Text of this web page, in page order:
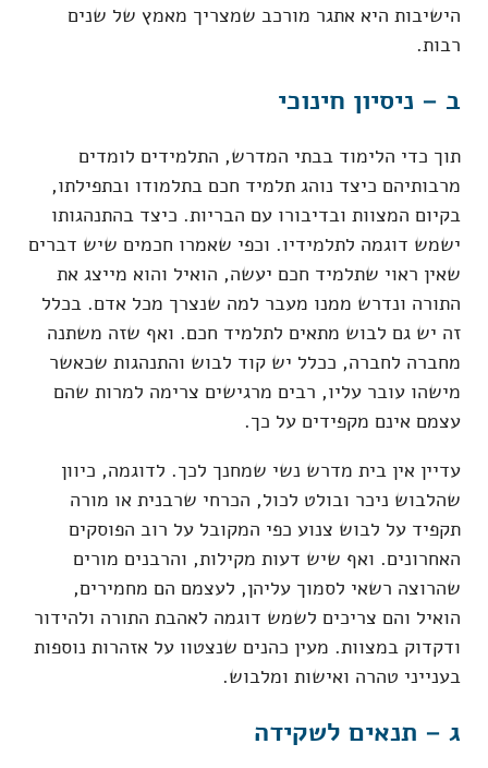
הישיבות היא אתגר מורכב שמצריך מאמץ של שנים
רבות.
ב – ניסיון חינוכי
תוך כדי הלימוד בבתי המדרש, התלמידים לומדים
מרבותיהם כיצד נוהג תלמיד חכם בתלמודו ובתפילתו,
בקיום המצוות ובדיבורו עם הבריות. כיצד בהתנהגותו
ישמש דוגמה לתלמידיו. וכפי שאמרו חכמים שיש דברים
שאין ראוי שתלמיד חכם יעשה, הואיל והוא מייצג את
התורה ונדרש ממנו מעבר למה שנצרך מכל אדם. בכלל
זה יש גם לבוש מתאים לתלמיד חכם. ואף שזה משתנה
מחברה לחברה, ככלל יש קוד לבוש והתנהגות שכאשר
מישהו עובר עליו, רבים מרגישים צרימה למרות שהם
עצמם אינם מקפידים על כך.
עדיין אין בית מדרש נשי שמחנך לכך. לדוגמה, כיוון
שהלבוש ניכר ובולט לכול, הכרחי שרבנית או מורה
תקפיד על לבוש צנוע כפי המקובל על רוב הפוסקים
האחרונים. ואף שיש דעות מקילות, והרבנים מורים
שהרוצה רשאי לסמוך עליהן, לעצמם הם מחמירים,
הואיל והם צריכים לשמש דוגמה לאהבת התורה ולהידור
ודקדוק במצוות. מעין כהנים שנצטוו על אזהרות נוספות
בענייני טהרה ואישות ומלבוש.
ג – תנאים לשקידה